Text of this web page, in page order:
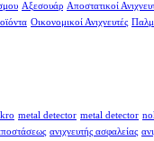
Αξεσουάρ Αποστατικοί
Οικονομικοί Ανιχνευτές
metal detector metal detector
ανιχνευτής ασφαλείας